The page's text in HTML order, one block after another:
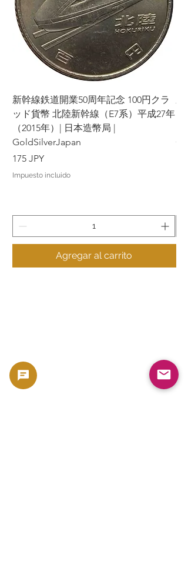
新幹線鉄道開業50周年記念 100円クラ
ッド貨幣 北陸新幹線（E7系）平成27年
（2015年）| 日本造幣局 |
GoldSilverJapan
Precio
175 JPY
Impuesto incluido
Agregar al carrito